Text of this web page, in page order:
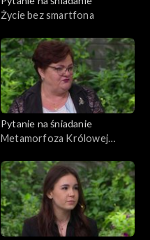
Życie bez smartfona
Pytanie na śniadanie
Metamorfoza Królowej
„Sanatorium miłości”